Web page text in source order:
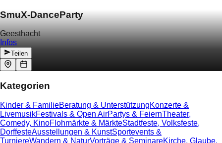
SmuX-DanceParty
Geesthacht
Infos
Teilen
Kategorien
Kinder & FamilieBeratung & UnterstützungKonzerte &
LivemusikFestivals & Open AirPartys & FeiernTheater,
Comedy, KinoFlohmärkte & MärkteStadtfeste, Volksfeste,
DorffesteAusstellungen & KunstSportevents &
TurniereWandern & NaturVorträge & SeminareKirche, Glaube,